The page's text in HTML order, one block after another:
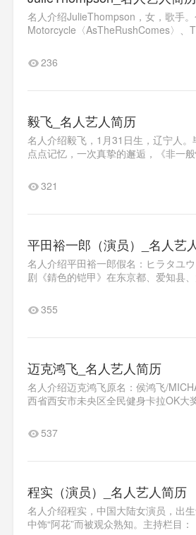
名人介绍JulieThompson，女，歌手
Motorcycle〈AsTheRushComes〉、
236
毅飞_名人艺人简历
名人介绍毅飞，1月31日生，辽宁人
点点记忆，一次真挚的邂逅，《非一
321
平田裕一郎（演员）_名人艺
名人介绍平田裕一郎假名：ヒラタユ
剧《錆色的铠甲》在东京都、爱知县
355
迈克鸿飞_名人艺人简历
名人介绍迈克鸿飞原名：侯鸿飞/
西省西安市未央区全民健身卡拉OK大
537
程实（演员）_名人艺人简历
名人介绍程实，中国大陆女演员，出
中饰“阿花”而被观众熟知。主持栏目